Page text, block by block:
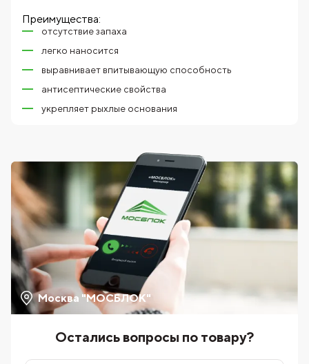
Преимущества:
отсутствие запаха
легко наносится
выравнивает впитывающую способность
антисептические свойства
укрепляет рыхлые основания
Москва "МОСБЛОК"
Остались вопросы по товару?